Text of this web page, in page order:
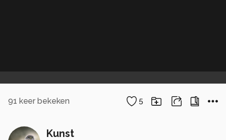
91 keer bekeken 5
Kunst